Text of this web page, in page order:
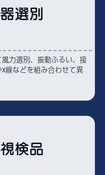
選別
力選別、振動ふるい、接
線などを組み合わせて異
検品